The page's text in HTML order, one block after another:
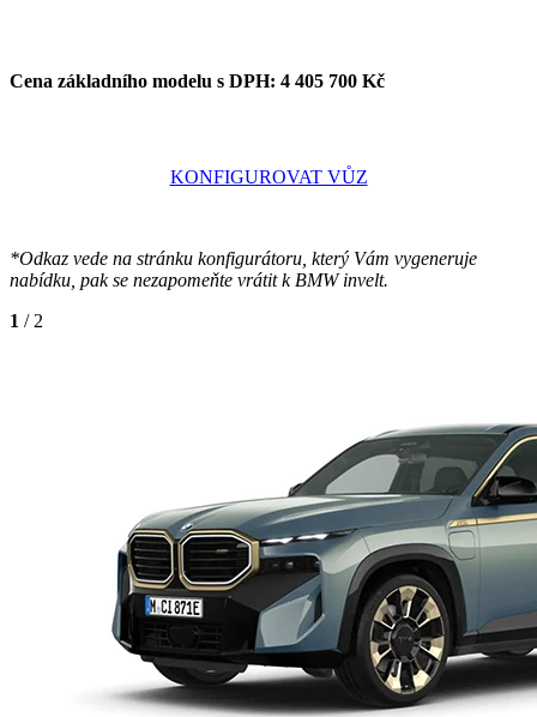
Cena základního modelu s DPH: 4 405 700 Kč
KONFIGUROVAT VŮZ
*Odkaz vede na stránku konfigurátoru, který Vám vygeneruje
nabídku, pak se nezapomeňte vrátit k BMW invelt.
1 / 2